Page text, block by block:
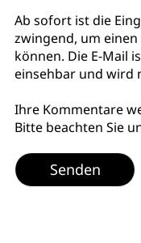
Ab sofort ist die
zwingend, um
können. Die E-Mail
einsehbar und wird
Ihre Kommentare
Bitte beachten Sie
Senden